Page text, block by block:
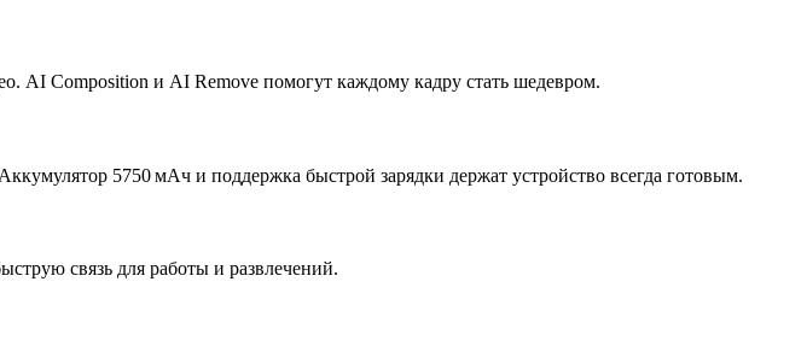
AI Composition и AI Remove помогут каждому кадру стать шедевром.
5750 мАч и поддержка быстрой зарядки держат устройство всегда готовым.
связь для работы и развлечений.